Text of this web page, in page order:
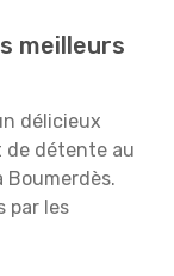
meilleurs
délicieux
détente au
Boumerdès.
par les